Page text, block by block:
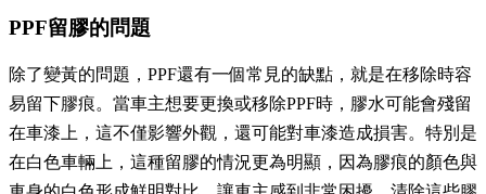
PPF留膠的問題
除了變黃的問題，PPF還有一個常見的缺點，就是在移除時容
易留下膠痕。當車主想要更換或移除PPF時，膠水可能會殘留
在車漆上，這不僅影響外觀，還可能對車漆造成損害。特別是
在白色車輛上，這種留膠的情況更為明顯，因為膠痕的顏色與